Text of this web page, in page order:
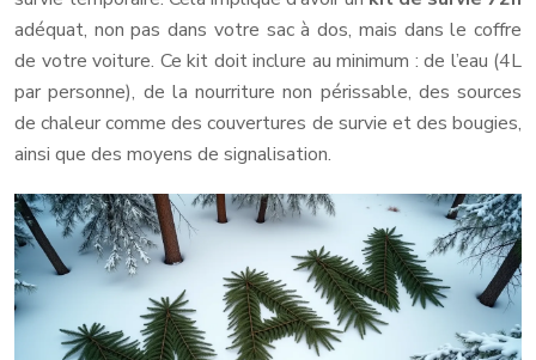
adéquat, non pas dans votre sac à dos, mais dans le coffre
de votre voiture. Ce kit doit inclure au minimum : de l’eau (4L
par personne), de la nourriture non périssable, des sources
de chaleur comme des couvertures de survie et des bougies,
ainsi que des moyens de signalisation.